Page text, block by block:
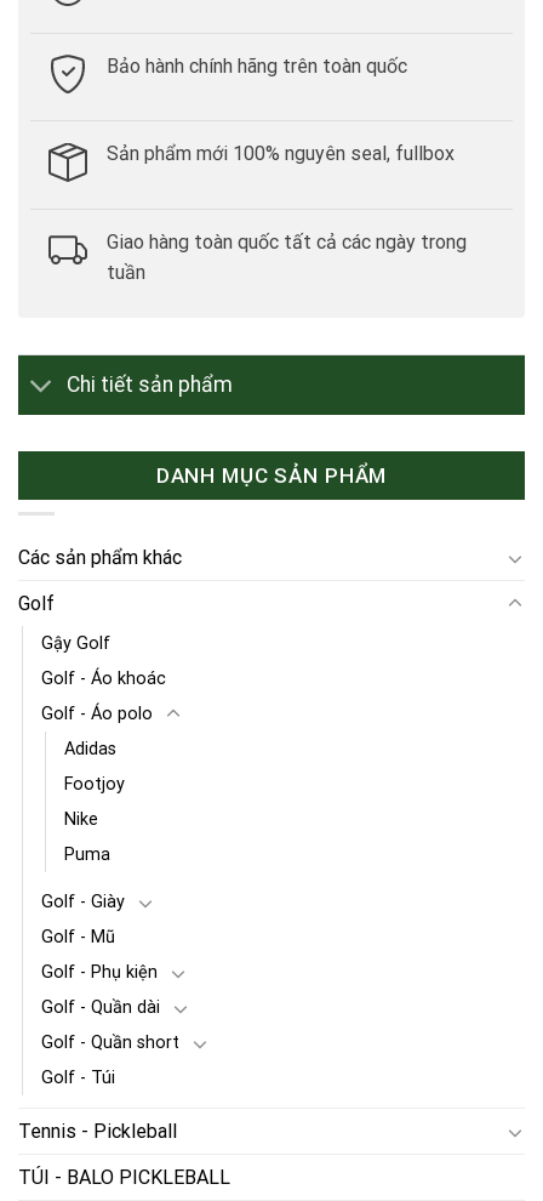
Bảo hành chính hãng trên toàn quốc
Sản phẩm mới 100% nguyên seal, fullbox
Giao hàng toàn quốc tất cả các ngày trong
tuần
Chi tiết sản phẩm
DANH MỤC SẢN PHẨM
Các sản phẩm khác
Golf
Gậy Golf
Golf - Áo khoác
Golf - Áo polo
Adidas
Footjoy
Nike
Puma
Golf - Giày
Golf - Mũ
Golf - Phụ kiện
Golf - Quần dài
Golf - Quần short
Golf - Túi
Tennis - Pickleball
TÚI - BALO PICKLEBALL